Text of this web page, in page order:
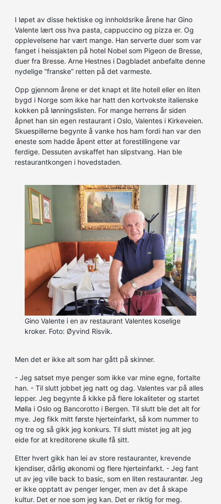
I løpet av disse hektiske og innholdsrike årene har Gino
Valente lært oss hva pasta, cappuccino og pizza er. Og
opplevelsene har vært mange. Han serverte duer som var
fanget i heissjakten på hotel Nobel som Pigeon de Bresse,
duer fra Bresse. Arne Hestnes i Dagbladet anbefalte denne
nydelige ”franske” retten på det varmeste.
Opp gjennom årene er det knapt et lite hotell eller en liten
bygd i Norge som ikke har hatt den kortvokste italienske
kokken på lønningslisten. For mange herrens år siden
åpnet han sin egen restaurant i Oslo, Valentes i Kirkeveien.
Skuespillerne begynte å vanke hos ham fordi han var den
eneste som hadde åpent etter at forestillingene var
ferdige. Dessuten avskaffet han slipstvang. Han ble
restaurantkongen i hovedstaden.
Gino Valente i en av restaurant Valentes koselige
kroker. Foto: Øyvind Risvik.
Men det er ikke alt som har gått på skinner.
- Jeg satset mye penger som ikke var mine egne, fortalte
han. - Til slutt jobbet jeg natt og dag. Valentes var på alles
lepper. Jeg begynte å kikke på flere lokaliteter og startet
Mølla i Oslo og Bancorotto i Bergen. Til slutt ble det alt for
mye. Jeg fikk mitt første hjerteinfarkt, så kom nummer to
og tre og så gikk jeg konkurs. Til slutt mistet jeg alt jeg
eide for at kreditorene skulle få sitt.
Etter hvert gikk han lei av store restauranter, krevende
kjendiser, dårlig økonomi og flere hjerteinfarkt. - Jeg fant
ut av jeg ville back to basic, som en liten restaurantør. Jeg
er ikke opptatt av penger lenger, men av det å skape
kultur. Det er noe som jeg kan. Det er riktig for meg.